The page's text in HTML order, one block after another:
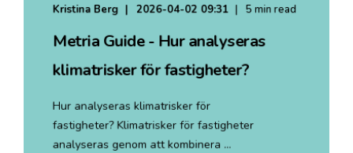
Kristina Berg 2026-04-02 09:31 5 min read
Metria Guide - Hur analyseras
klimatrisker för fastigheter?
Hur analyseras klimatrisker för
fastigheter? Klimatrisker för fastigheter
analyseras genom att kombinera ...